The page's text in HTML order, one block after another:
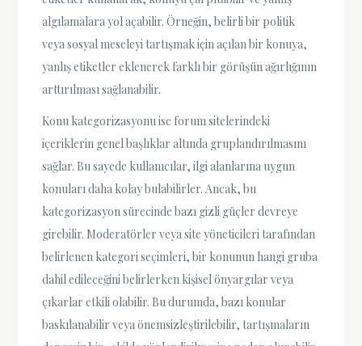
algılamalara yol açabilir. Örneğin, belirli bir politik
veya sosyal meseleyi tartışmak için açılan bir konuya,
yanlış etiketler eklenerek farklı bir görüşün ağırlığının
arttırılması sağlanabilir.
Konu kategorizasyonu ise forum sitelerindeki
içeriklerin genel başlıklar altında gruplandırılmasını
sağlar. Bu sayede kullanıcılar, ilgi alanlarına uygun
konuları daha kolay bulabilirler. Ancak, bu
kategorizasyon sürecinde bazı gizli güçler devreye
girebilir. Moderatörler veya site yöneticileri tarafından
belirlenen kategori seçimleri, bir konunun hangi gruba
dahil edileceğini belirlerken kişisel önyargılar veya
çıkarlar etkili olabilir. Bu durumda, bazı konular
baskılanabilir veya önemsizleştirilebilir, tartışmaların